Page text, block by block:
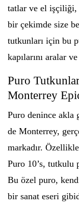
tatlar ve el işçiliği,
bir çekimde size
tutkunları için bu
kapılarını aralar
Puro
Monterrey
Puro denince
de Monterrey,
markadır.
Puro 10’s, tutkulu
Bu özel puro,
bir sanat eseri